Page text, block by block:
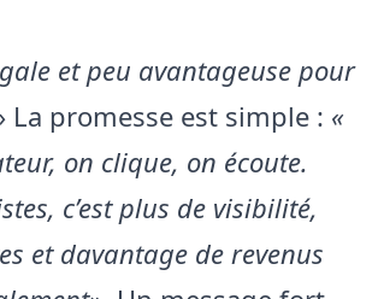
et peu avantageuse pour
La promesse est simple : «
on clique, on écoute.
c’est plus de visibilité,
et davantage de revenus